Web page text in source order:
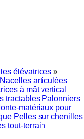
élévatrices »
Nacelles articulées
à mât vertical
tractables Palonniers
matériaux pour
Pelles sur chenilles
tout-terrain